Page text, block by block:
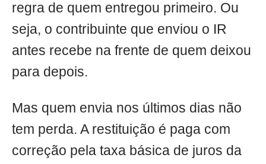
regra de quem entregou primeiro. Ou
seja, o contribuinte que enviou o IR
antes recebe na frente de quem deixou
para depois.
Mas quem envia nos últimos dias não
tem perda. A restituição é paga com
correção pela taxa básica de juros da